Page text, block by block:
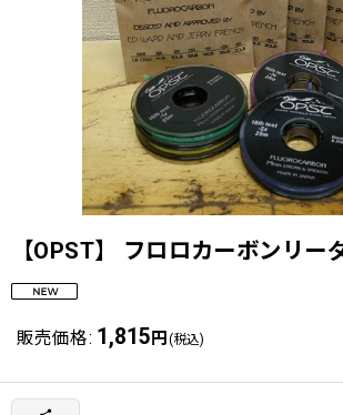
【OPST】 フロロカーボンリー
販売価格: 1,815 円 (税込)